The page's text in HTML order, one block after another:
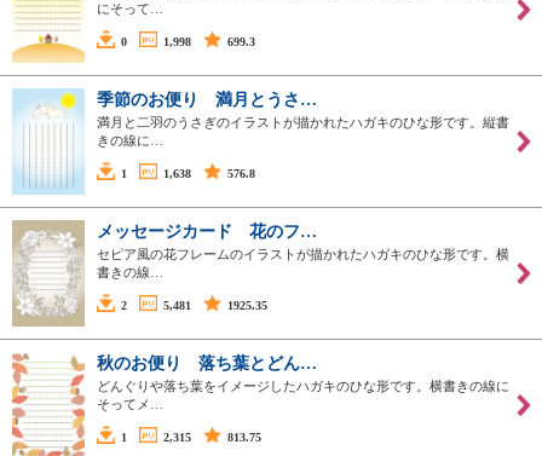
にそって…
0 1,998 699.3
季節のお便り 満月とうさ…
満月と二羽のうさぎのイラストが描かれたハガキのひな形です。縦書
きの線に…
1 1,638 576.8
メッセージカード 花のフ…
セピア風の花フレームのイラストが描かれたハガキのひな形です。横
書きの線…
2 5,481 1925.35
秋のお便り 落ち葉とどん…
どんぐりや落ち葉をイメージしたハガキのひな形です。横書きの線に
そってメ…
1 2,315 813.75